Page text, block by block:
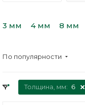
3 мм 4 мм 8 мм
По популярности
Толщина, мм: 6